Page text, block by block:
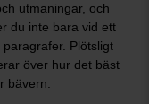
utmaningar, och
du inte bara vid ett
Plötsligt
över hur det bäst
bävern.